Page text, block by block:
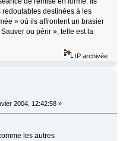
redoutables destinées à les
» où ils affrontent un brasier
ou périr », telle est la
IP archivée
2004, 12:42:58 »
les autres